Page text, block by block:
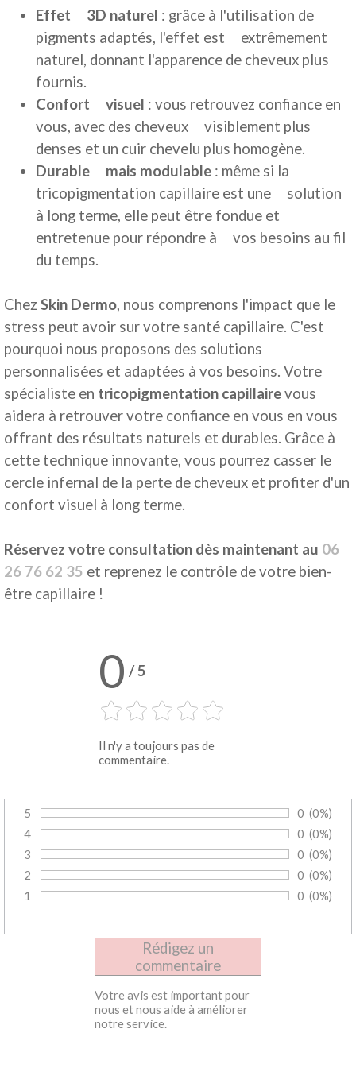
Effet 3D naturel : grâce à l'utilisation de
pigments adaptés, l'effet est extrêmement
naturel, donnant l'apparence de cheveux plus
fournis.
Confort visuel : vous retrouvez confiance en
vous, avec des cheveux visiblement plus
denses et un cuir chevelu plus homogène.
Durable mais modulable : même si la
tricopigmentation capillaire est une solution
à long terme, elle peut être fondue et
entretenue pour répondre à vos besoins au fil
du temps.
Chez Skin Dermo, nous comprenons l'impact que le
stress peut avoir sur votre santé capillaire. C'est
pourquoi nous proposons des solutions
personnalisées et adaptées à vos besoins. Votre
spécialiste en tricopigmentation capillairevous
aidera à retrouver votre confiance en vous en vous
offrant des résultats naturels et durables. Grâce à
cette technique innovante, vous pourrez casser le
cercle infernal de la perte de cheveux et profiter d'un
confort visuel à long terme.
Réservez votre consultation dès maintenant au 06
26 76 62 35 et reprenez le contrôle de votre bien-
être capillaire !
0 /5
Il n'y a toujours pas de
commentaire.
5 Nombre
0 (0%)
4 Nombre
0 (0%)
3 Nombre
0 (0%)
2 Nombre
0 (0%)
1 Nombre
0 (0%)
Votre avis est important pour
nous et nous aide à améliorer
notre service.